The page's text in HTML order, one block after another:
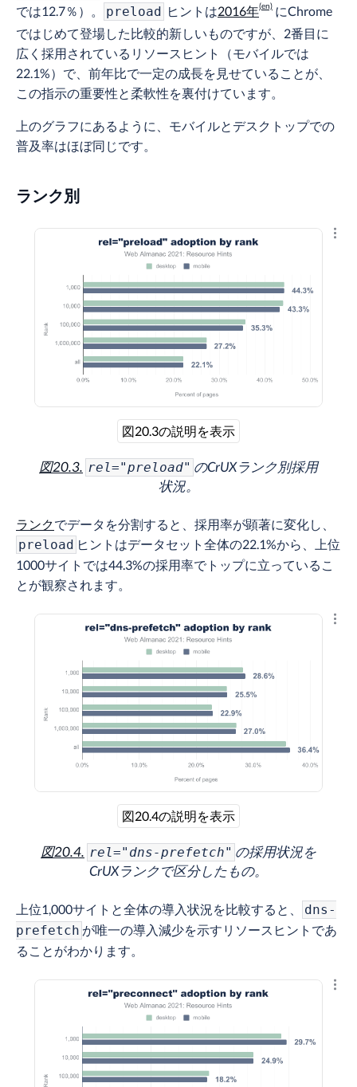
では12.7％）。
preload ヒントは2016年
にChrome
ではじめて登場した比較的新しいものですが、2番目に
広く採用されているリソースヒント（モバイルでは
22.1%）で、前年比で一定の成長を見せていることが、
この指示の重要性と柔軟性を裏付けています。
上のグラフにあるように、モバイルとデスクトップでの
普及率はほぼ同じです。
ランク別
結
図20.3の説明を表示
図20.3. rel="preload" のCrUXランク別採用
状況。
ランクでデータを分割すると、採用率が顕著に変化し、
preload ヒントはデータセット全体の22.1%から、上位
1000サイトでは44.3%の採用率でトップに立っているこ
とが観察されます。
結
図20.4の説明を表示
図20.4. rel="dns-prefetch" の採用状況を
CrUXランクで区分したもの。
上位1,000サイトと全体の導入状況を比較すると、
dns-
prefetch が唯一の導入減少を示すリソースヒントであ
ることがわかります。
結